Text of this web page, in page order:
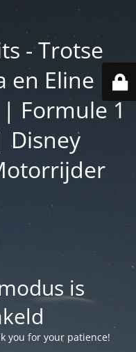
- Trotse
Eline |
| Formule 1
is
you for your patience!